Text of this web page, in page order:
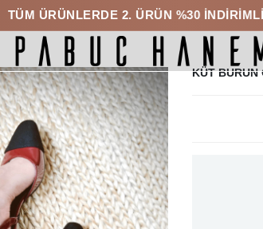
2. ÜRÜN %30 İNDİRİMLİ TÜM
KÜT BURUN